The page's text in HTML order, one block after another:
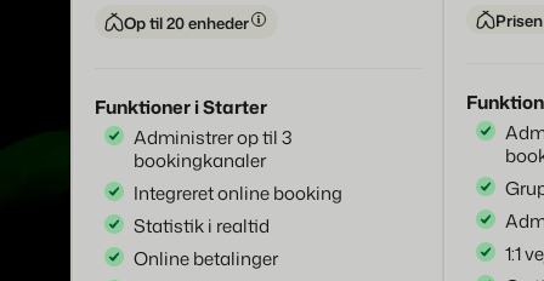
Op til 20 enheder
Funktioner i Starter
Administrer op til 3
bookingkanaler
Integreret online booking
Statistik i realtid
Online betalinger
1:1